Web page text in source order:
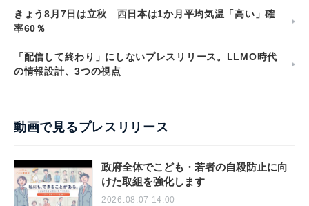
きょう8月7日は立秋 西日本は1か月平均気温「高い」確
率60％
「配信して終わり」にしないプレスリリース。LLMO時代
の情報設計、3つの視点
動画で見るプレスリリース
政府全体でこども・若者の自殺防止に向
けた取組を強化します
2026.08.07 14:00